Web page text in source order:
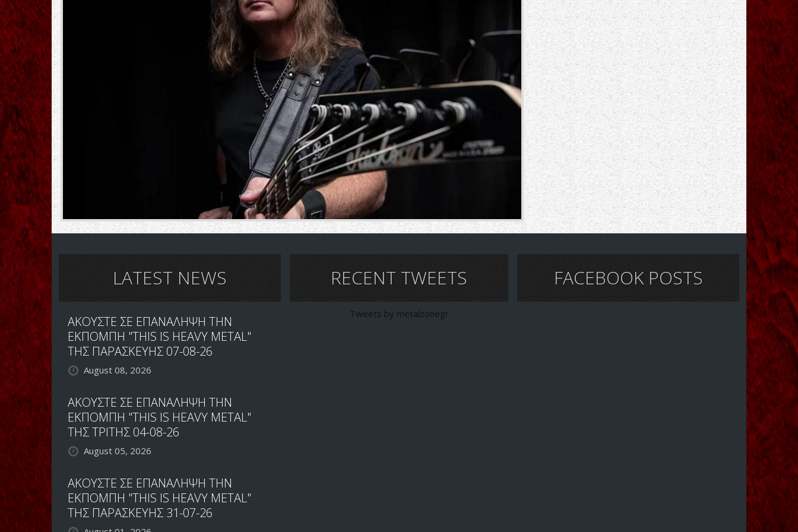
LATEST NEWS
ΑΚΟΥΣΤΕ ΣΕ ΕΠΑΝΑΛΗΨΗ ΤΗΝ
ΕΚΠΟΜΠΗ "THIS IS HEAVY METAL"
ΤΗΣ ΠΑΡΑΣΚΕΥΗΣ 07-08-26
August 08, 2026
ΑΚΟΥΣΤΕ ΣΕ ΕΠΑΝΑΛΗΨΗ ΤΗΝ
ΕΚΠΟΜΠΗ "THIS IS HEAVY METAL"
ΤΗΣ ΤΡΙΤΗΣ 04-08-26
August 05, 2026
ΑΚΟΥΣΤΕ ΣΕ ΕΠΑΝΑΛΗΨΗ ΤΗΝ
ΕΚΠΟΜΠΗ "THIS IS HEAVY METAL"
ΤΗΣ ΠΑΡΑΣΚΕΥΗΣ 31-07-26
RECENT TWEETS
Tweets by metalzonegr
FACEBOOK POSTS